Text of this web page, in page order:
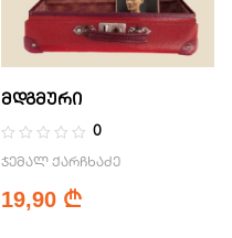
მდგმური
0
ჯემალ ქარჩხაძე
19,90 ₾